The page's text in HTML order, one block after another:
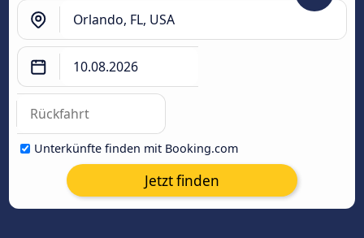
Unterkünfte finden mit Booking.com
Jetzt finden